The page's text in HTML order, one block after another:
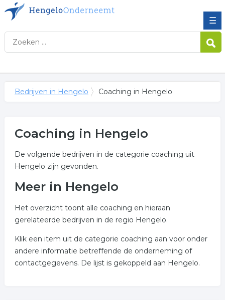
☰
Bedrijven in Hengelo Coaching in Hengelo
Coaching in Hengelo
De volgende bedrijven in de categorie coaching uit
Hengelo zijn gevonden.
Meer in Hengelo
Het overzicht toont alle coaching en hieraan
gerelateerde bedrijven in de regio Hengelo.
Klik een item uit de categorie coaching aan voor onder
andere informatie betreffende de onderneming of
contactgegevens. De lijst is gekoppeld aan Hengelo.